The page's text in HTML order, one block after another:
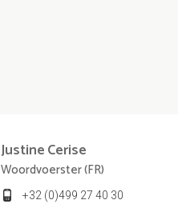
JustineCerise
Woordvoerster (FR)
+32 (0)499 27 40 30